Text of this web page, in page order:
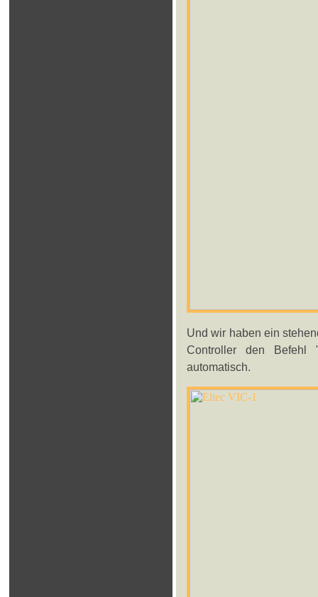
Und wir haben ein
Controller den Befehl
automatisch.